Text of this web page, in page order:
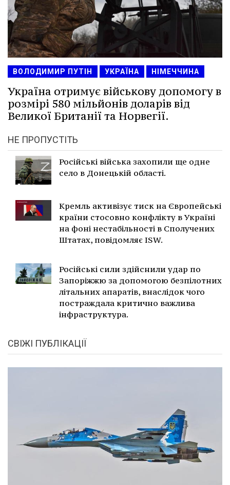
ВОЛОДИМИР ПУТІН УКРАЇНА НІМЕЧЧИНА
Україна отримує військову допомогу в
розмірі 580 мільйонів доларів від
Великої Британії та Норвегії.
НЕ ПРОПУСТІТЬ
Російські війська захопили ще одне
село в Донецькій області.
Кремль активізує тиск на Європейські
країни стосовно конфлікту в Україні
на фоні нестабільності в Сполучених
Штатах, повідомляє ISW.
Російські сили здійснили удар по
Запоріжжю за допомогою безпілотних
літальних апаратів, внаслідок чого
постраждала критично важлива
інфраструктура.
СВІЖІ ПУБЛІКАЦІЇ